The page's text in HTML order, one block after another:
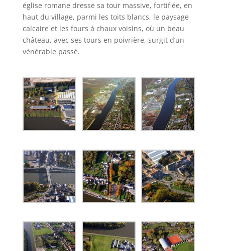
église romane dresse sa tour massive, fortifiée, en
haut du village, parmi les toits blancs, le paysage
calcaire et les fours à chaux voisins, où un beau
château, avec ses tours en poivrière, surgit d’un
vénérable passé.